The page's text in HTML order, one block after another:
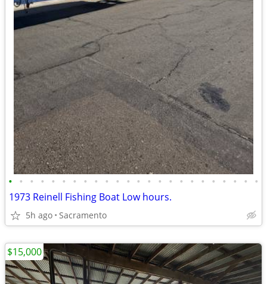
• • • • • • • • • • • • • • • • • • • • • • • •
1973 Reinell Fishing Boat Low hours.
5h ago Sacramento
$15,000